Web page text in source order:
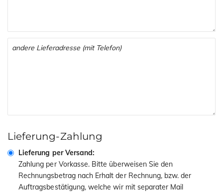
Lieferung-Zahlung
Lieferung per Versand:
Zahlung per Vorkasse. Bitte überweisen Sie den
Rechnungsbetrag nach Erhalt der Rechnung, bzw. der
Auftragsbestätigung, welche wir mit separater Mail